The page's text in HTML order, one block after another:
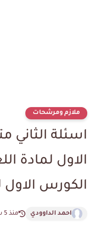
ملازم ومرشحات
اسئلة
الاول لمادة
الكورس الاول
احمد الداوودي منذ 5 سنة